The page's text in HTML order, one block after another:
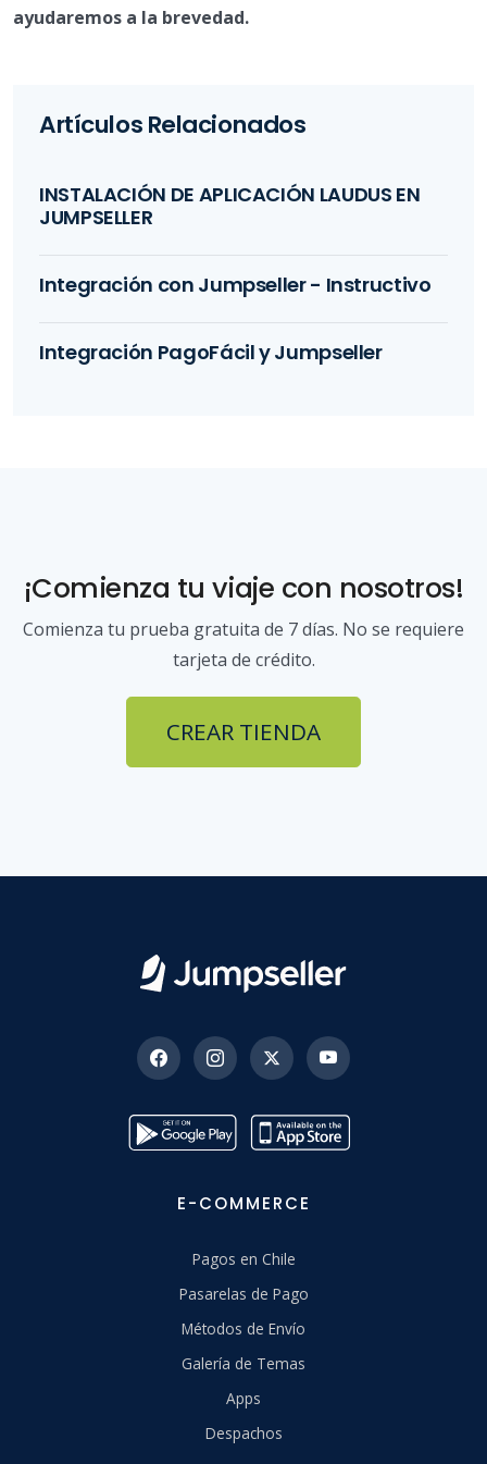
ayudaremos a la brevedad.
Artículos Relacionados
INSTALACIÓN DE APLICACIÓN LAUDUS EN
JUMPSELLER
Integración con Jumpseller - Instructivo
Integración PagoFácil y Jumpseller
¡Comienza tu viaje con nosotros!
Comienza tu prueba gratuita de 7 días. No se requiere
tarjeta de crédito.
CREAR TIENDA
E-COMMERCE
Pagos en Chile
Pasarelas de Pago
Métodos de Envío
Galería de Temas
Apps
Despachos